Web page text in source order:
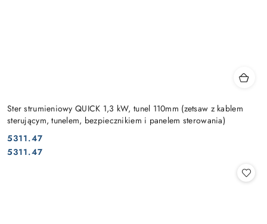
Ster strumieniowy QUICK 1,3 kW, tunel 110mm (zetsaw z kablem
sterującym, tunelem, bezpiecznikiem i panelem sterowania)
Cena:
5311.47
Cena:
5311.47